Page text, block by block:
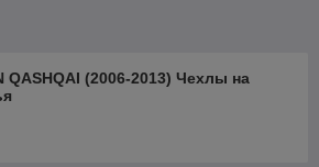
QASHQAI (2006-2013) Чехлы на